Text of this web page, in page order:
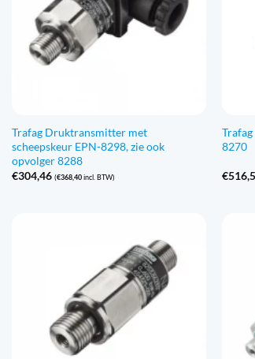
Trafag Druktransmitter met
scheepskeur EPN-8298, zie ook
opvolger 8288
€304,46 (€368,40incl. BTW)
8270
€